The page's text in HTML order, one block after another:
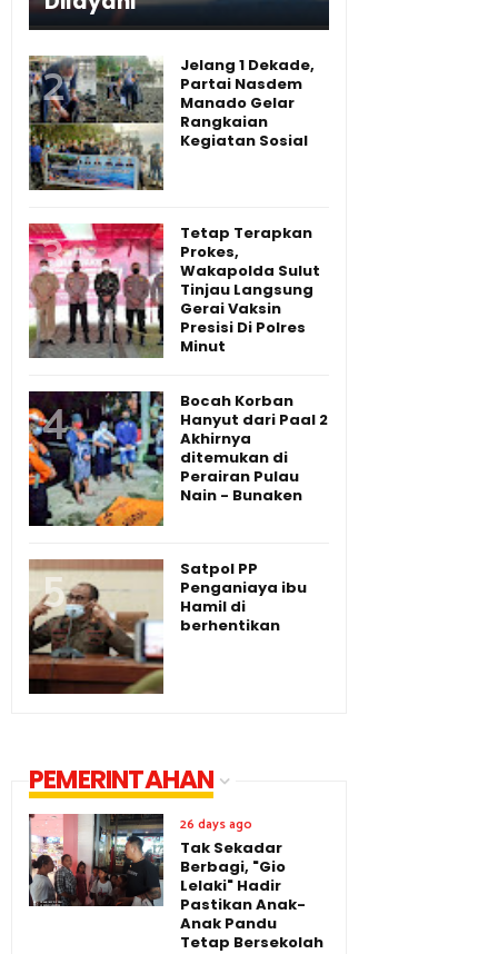
Jelang 1 Dekade,
Partai Nasdem
Manado Gelar
Rangkaian
Kegiatan Sosial
Tetap Terapkan
Prokes,
Wakapolda Sulut
Tinjau Langsung
Gerai Vaksin
Presisi Di Polres
Minut
Bocah Korban
Hanyut dari Paal 2
Akhirnya
ditemukan di
Perairan Pulau
Nain - Bunaken
Satpol PP
Penganiaya ibu
Hamil di
berhentikan
PEMERINTAHAN
26 days ago
Tak Sekadar
Berbagi, "Gio
Lelaki" Hadir
Pastikan Anak-
Anak Pandu
Tetap Bersekolah